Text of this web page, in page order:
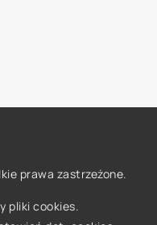
prawa zastrzeżone.
pliki cookies.